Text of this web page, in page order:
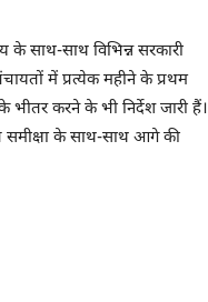
के साथ-साथ विभिन्न सरकारी
में प्रत्येक महीने के प्रथम
करने के भी निर्देश जारी हैं।
समीक्षा के साथ-साथ आगे की